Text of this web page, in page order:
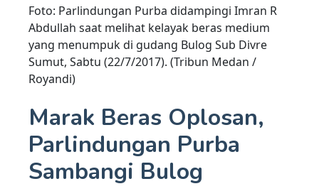
Foto: Parlindungan Purba didampingi Imran R
Abdullah saat melihat kelayak beras medium
yang menumpuk di gudang Bulog Sub Divre
Sumut, Sabtu (22/7/2017). (Tribun Medan /
Royandi)
Marak Beras Oplosan,
Parlindungan Purba
Sambangi Bulog